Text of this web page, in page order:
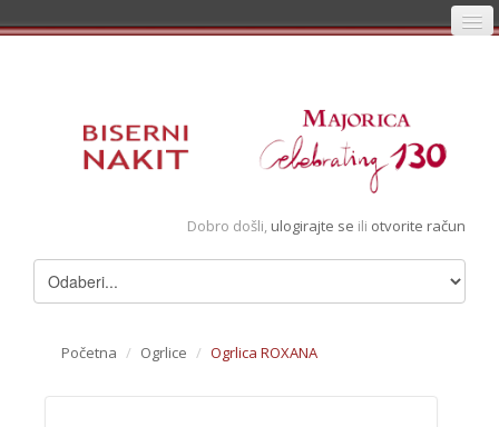
Registracija
Pregledani artikli
Dobro došli, ulogirajte se ili otvorite račun
Početna / Ogrlice / Ogrlica ROXANA